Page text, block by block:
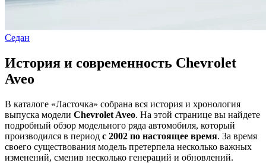
Седан
История и современность Chevrolet
Aveo
В каталоге «Ласточка» собрана вся история и хронология
выпуска модели Chevrolet Aveo. На этой странице вы найдете
подробный обзор модельного ряда автомобиля, который
производился в период с 2002 по настоящее время. За время
своего существования модель претерпела несколько важных
изменений, сменив несколько генераций и обновлений.